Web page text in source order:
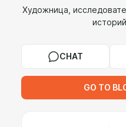
Художница,
историй
CHAT
GO TO